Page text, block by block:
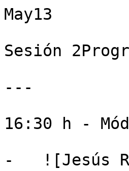
May13
Sesión
---
16:30 h -
-   ![Jesús